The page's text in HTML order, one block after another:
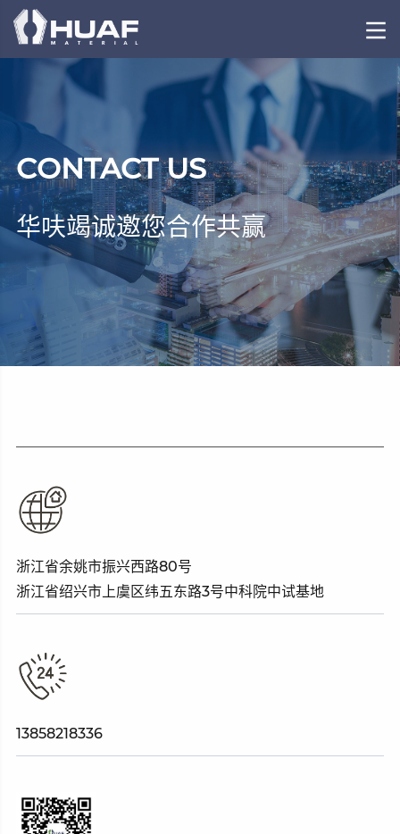
CONTACT US
华呋竭诚邀您合作共赢
浙江省余姚市振兴西路80号
浙江省绍兴市上虞区纬五东路3号中科院中试基地
13858218336